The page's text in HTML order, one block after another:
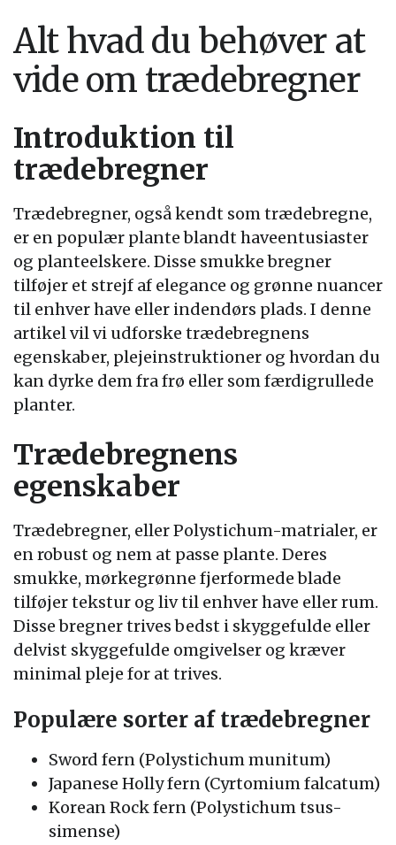
Alt hvad du behøver at
vide om trædebregner
Introduktion til
trædebregner
Trædebregner, også kendt som trædebregne,
er en populær plante blandt haveentusiaster
og planteelskere. Disse smukke bregner
tilføjer et strejf af elegance og grønne nuancer
til enhver have eller indendørs plads. I denne
artikel vil vi udforske trædebregnens
egenskaber, plejeinstruktioner og hvordan du
kan dyrke dem fra frø eller som færdigrullede
planter.
Trædebregnens
egenskaber
Trædebregner, eller Polystichum-matrialer, er
en robust og nem at passe plante. Deres
smukke, mørkegrønne fjerformede blade
tilføjer tekstur og liv til enhver have eller rum.
Disse bregner trives bedst i skyggefulde eller
delvist skyggefulde omgivelser og kræver
minimal pleje for at trives.
Populære sorter af trædebregner
Sword fern (Polystichum munitum)
Japanese Holly fern (Cyrtomium falcatum)
Korean Rock fern (Polystichum tsus-
simense)